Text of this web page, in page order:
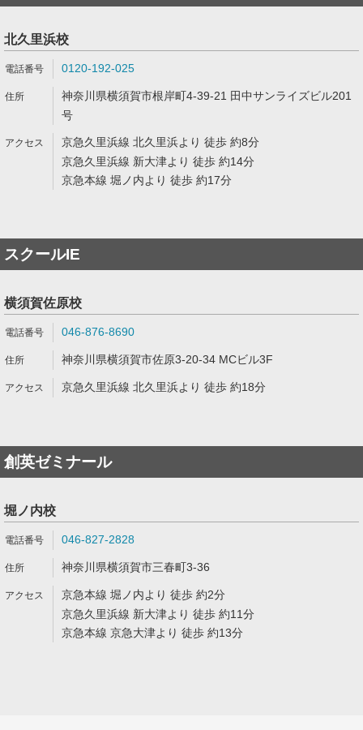
北久里浜校
0120-192-025
神奈川県横須賀市根岸町4-39-21 田中サンライズビル201
号
京急久里浜線 北久里浜より 徒歩 約8分
京急久里浜線 新大津より 徒歩 約14分
京急本線 堀ノ内より 徒歩 約17分
スクールIE
横須賀佐原校
046-876-8690
神奈川県横須賀市佐原3-20-34 MCビル3F
京急久里浜線 北久里浜より 徒歩 約18分
創英ゼミナール
堀ノ内校
046-827-2828
神奈川県横須賀市三春町3-36
京急本線 堀ノ内より 徒歩 約2分
京急久里浜線 新大津より 徒歩 約11分
京急本線 京急大津より 徒歩 約13分